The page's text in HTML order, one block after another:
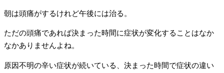
朝は頭痛がするけれど午後には治る。
ただの頭痛であれば決まった時間に症状が変化することはなか
なかありませんよね。
原因不明の辛い症状が続いている、決まった時間で症状の違い